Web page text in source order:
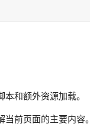
和额外资源加载。
前页面的主要内容。